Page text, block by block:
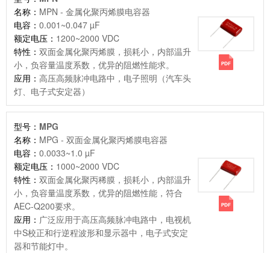
名称： MPN - 金属化聚丙烯膜电容器
电容： 0.001~0.047 µF
额定电压： 1200~2000 VDC
特性： 双面金属化聚丙烯膜，损耗小，内部温升
小，负容量温度系数，优异的阻燃性能求。
应用： 高压高频脉冲电路中，电子照明（汽车头
灯、电子式安定器）
型号： MPG
名称： MPG - 双面金属化聚丙烯膜电容器
电容： 0.0033~1.0 µF
额定电压： 1000~2000 VDC
特性： 双面金属化聚丙稀膜，损耗小，内部温升
小，负容量温度系数，优异的阻燃性能，符合
AEC-Q200要求。
应用： 广泛应用于高压高频脉冲电路中，电视机
中S校正和行逆程波形和显示器中，电子式安定
器和节能灯中。